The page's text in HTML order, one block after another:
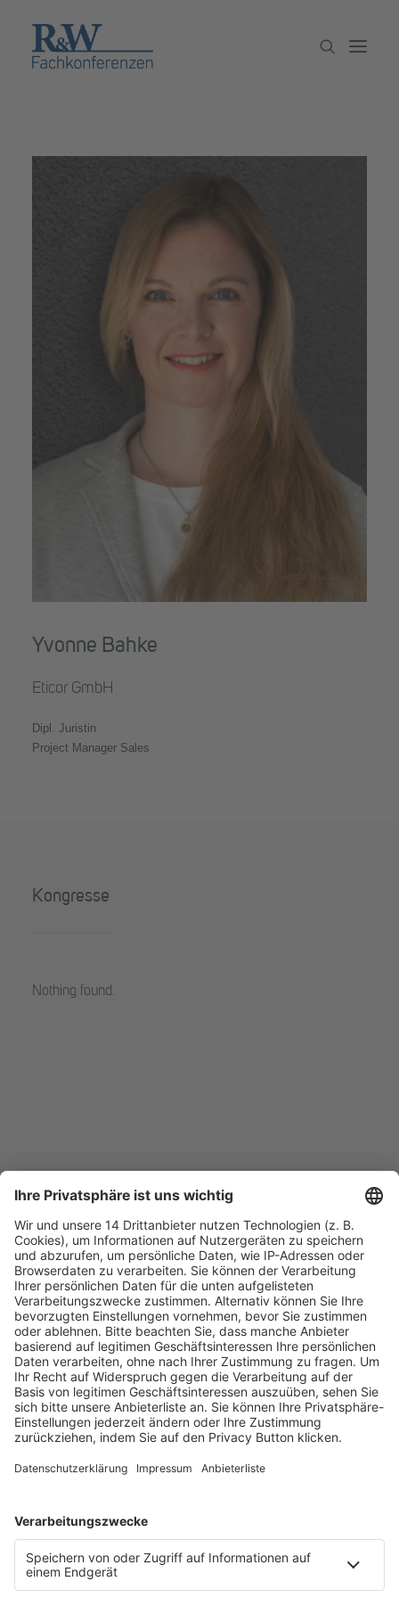
Yvonne Bahke
Eticor GmbH
Dipl. Juristin
Project Manager Sales
Kongresse
Nothing found.
Fachmedien Recht und Wirtschaft
Ein Fachbereich der
dfv Mediengruppe
Mainzer Landstr. 251
60326 Frankfurt am Main
E-Mail:info@ruw.de
Web:https://www.ruw.de
AGB
Datenschutzerklärung
Genderhinweis
Cookie-Einstellungen